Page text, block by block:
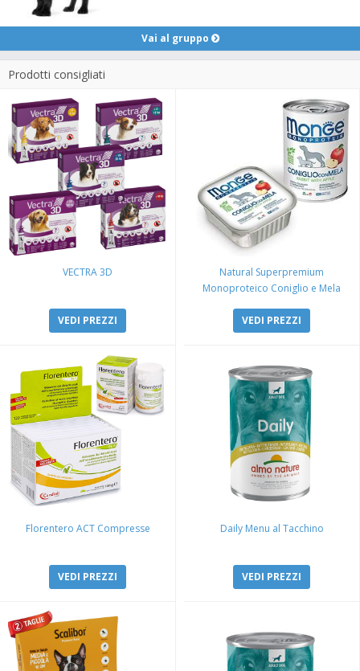
Vai al gruppo
Prodotti consigliati
VECTRA 3D
VEDI PREZZI
Natural Superpremium
Monoproteico Coniglio e Mela
VEDI PREZZI
Florentero ACT Compresse
VEDI PREZZI
Daily Menu al Tacchino
VEDI PREZZI